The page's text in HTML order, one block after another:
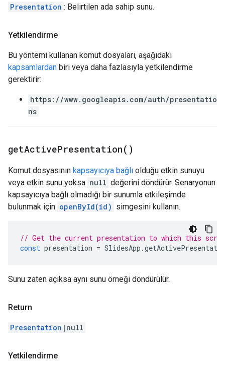
Presentation : Belirtilen ada sahip sunu.
Yetkilendirme
Bu yöntemi kullanan komut dosyaları, aşağıdaki
kapsamlardan biri veya daha fazlasıyla yetkilendirme
gerektirir:
https://www.googleapis.com/auth/presentatio
ns
getActivePresentation( )
Komut dosyasının kapsayıcıya bağlı olduğu etkin sunuyu
veya etkin sunu yoksa null değerini döndürür. Senaryonun
kapsayıcıya bağlı olmadığı bir sunumla etkileşimde
bulunmak için openById(id) simgesini kullanın.
// Get the current presentation to which this
const presentation = SlidesApp .
Sunu zaten açıksa aynı sunu örneği döndürülür.
Return
Presentation |null
Yetkilendirme